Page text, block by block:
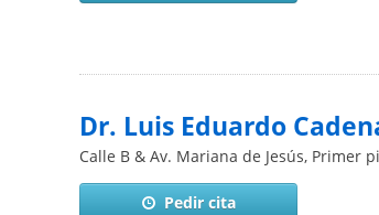
Dr. Luis Eduardo
Calle B & Av. Mariana de Jesús, Primer
Pedir cita